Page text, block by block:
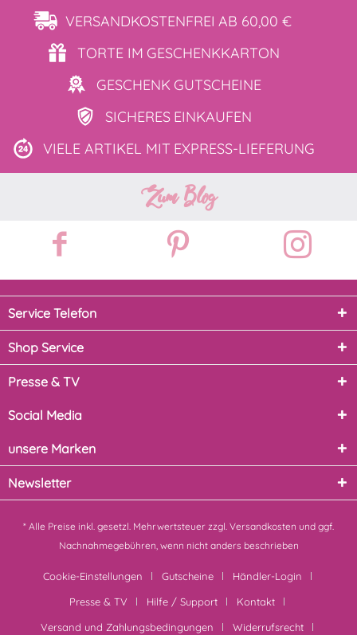
VERSANDKOSTENFREI AB 60,00 €
TORTE IM GESCHENKKARTON
GESCHENK GUTSCHEINE
SICHERES EINKAUFEN
VIELE ARTIKEL MIT EXPRESS-LIEFERUNG
Zum Blog
Service Telefon
Shop Service
Presse & TV
Social Media
unsere Marken
Newsletter
* Alle Preise inkl. gesetzl. Mehrwertsteuer zzgl. Versandkosten und ggf.
Nachnahmegebühren, wenn nicht anders beschrieben
Cookie-Einstellungen Gutscheine
Händler-Login
Presse & TV
Hilfe / Support
Kontakt
Versand und Zahlungsbedingungen
Widerrufsrecht